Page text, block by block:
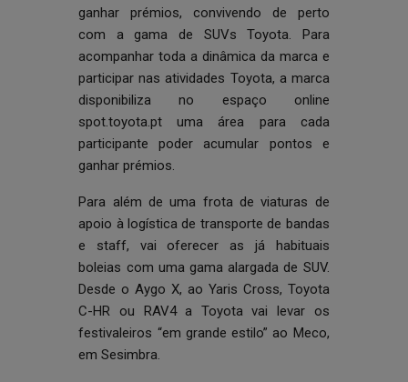
ganhar prémios, convivendo de perto
com a gama de SUVs Toyota. Para
acompanhar toda a dinâmica da marca e
participar nas atividades Toyota, a marca
disponibiliza no espaço online
spot.toyota.pt uma área para cada
participante poder acumular pontos e
ganhar prémios.
Para além de uma frota de viaturas de
apoio à logística de transporte de bandas
e staff, vai oferecer as já habituais
boleias com uma gama alargada de SUV.
Desde o Aygo X, ao Yaris Cross, Toyota
C-HR ou RAV4 a Toyota vai levar os
festivaleiros “em grande estilo” ao Meco,
em Sesimbra.